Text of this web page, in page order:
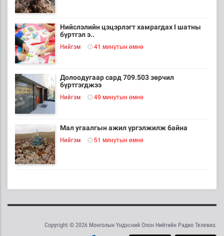
Нийслэлийн цэцэрлэгт хамрагдах I шатны
бүртгэл э..
Нийгэм 41 минутын өмнө
Долоодугаар сард 709.503 зөрчил
бүртгэгджээ
Нийгэм 49 минутын өмнө
Мал угаалгын ажил үргэлжилж байна
Нийгэм 51 минутын өмнө
Монелийн гудамжны авто замыг
Copyright © 2026 Монголын Үндэсний Олон Нийтийн Радио Телевиз.